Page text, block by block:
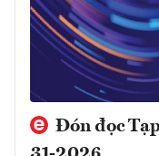
Đón đọc